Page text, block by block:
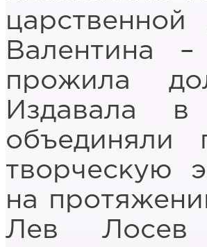
Валентина
прожила
Издавала
объединяли
творческую
на
Лев